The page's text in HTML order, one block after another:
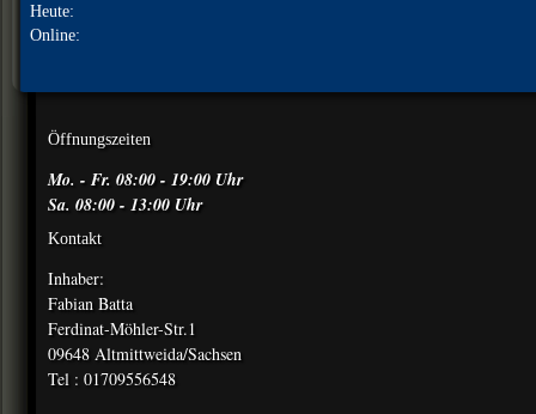
Heute:
Online:
Öffnungszeiten
Mo. - Fr. 08:00 - 19:00 Uhr
Sa. 08:00 - 13:00 Uhr
Kontakt
Inhaber:
Fabian Batta
Ferdinat-Möhler-Str.1
09648 Altmittweida/Sachsen
Tel : 01709556548